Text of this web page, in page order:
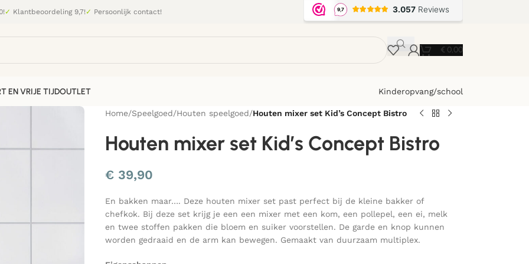
✓ Klantbeoordeling 9,7!✓ Persoonlijk contact!
€ 0,00
EN VRIJE TIJDOUTLET Kinderopvang/school
Home/Speelgoed/Houten speelgoed/Houten mixer set Kid’s Concept Bistro
Houten mixer set Kid’s Concept Bistro
€39,90
En bakken maar…. Deze houten mixer set past perfect bij de kleine bakker of
chefkok. Bij deze set krijg je een een mixer met een kom, een pollepel, een ei, melk
en twee stoffen pakken die bloem en suiker voorstellen. De garde en knop kunnen
worden gedraaid en de arm kan bewegen. Gemaakt van duurzaam multiplex.